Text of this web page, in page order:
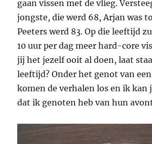
gaan vissen met de vlieg.
jongste, die werd 68, Arjan was
Peeters werd 83. Op die leeftijd
10 uur per dag meer hard-core
jij het jezelf ooit al doen, laat
leeftijd? Onder het genot van
komen de verhalen los en ik kan
dat ik genoten heb van hun